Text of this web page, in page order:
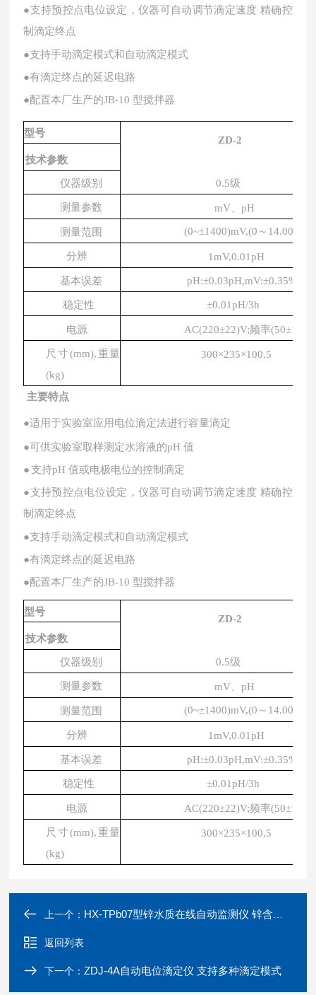
●支持预控点电位设定，仪器可自动调节滴定速度 精确控
制滴定终点
●支持手动滴定模式和自动滴定模式
●有滴定终点的延迟电路
●配置本厂生产的JB-10 型搅拌器
型号
ZD-2
技术参数
仪器级别 0.5级
测量参数 mV、pH
测量范围 (0~±1400)mV,(0～14.00)
分辨 1mV,0.01pH
基本误差 pH:±0.03pH,mV:±0.35%FS
稳定性 ±0.01pH/3h
电源 AC(220±22)V;频率(50±1)
尺寸(mm),重量
(kg)
300×235×100,5
主要特点
●适用于实验室应用电位滴定法进行容量滴定
●可供实验室取样测定水溶液的pH 值
● 支持pH 值或电极电位的控制滴定
●支持预控点电位设定，仪器可自动调节滴定速度 精确控
制滴定终点
●支持手动滴定模式和自动滴定模式
●有滴定终点的延迟电路
●配置本厂生产的JB-10 型搅拌器
型号
ZD-2
技术参数
仪器级别 0.5级
测量参数 mV、pH
测量范围 (0~±1400)mV,(0～14.00)
分辨 1mV,0.01pH
基本误差 pH:±0.03pH,mV:±0.35%FS
稳定性 ±0.01pH/3h
电源 AC(220±22)V;频率(50±1)
尺寸(mm),重量
(kg)
300×235×100,5
上一个： HX-TPb07型锌水质在线自动监测仪 锌含量分析设备
返回列表
下一个：ZDJ-4A自动电位滴定仪 支持多种滴定模式